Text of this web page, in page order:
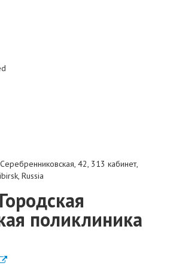
Серебренниковская, 42, 313 кабинет,
, Russia
поликлиника